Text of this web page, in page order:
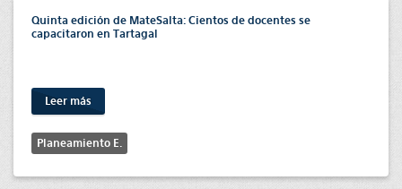
Quinta edición de MateSalta: Cientos de docentes se
capacitaron en Tartagal
Leer más
Planeamiento E.